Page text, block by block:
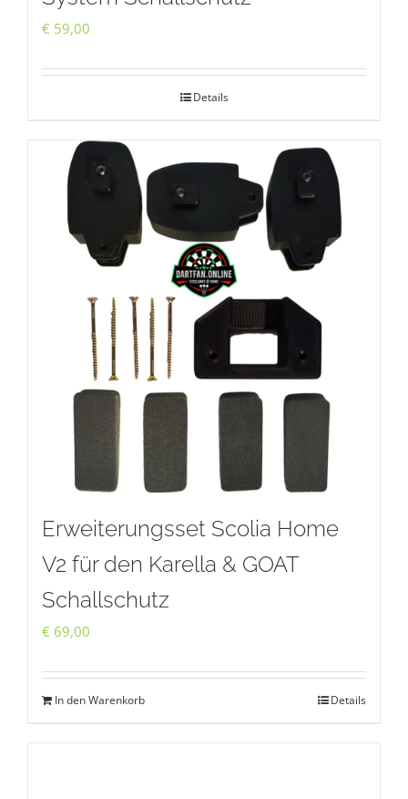
€ 59,00
Details
Erweiterungsset Scolia Home
V2 für den Karella & GOAT
Schallschutz
€ 69,00
In den Warenkorb Details